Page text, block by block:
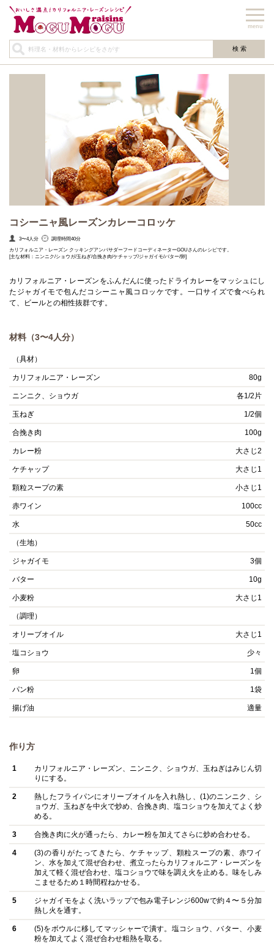
menu
コシーニャ風レーズンカレーコロッケ
3〜4人分
調理時間40分
カリフォルニア・レーズン クッキングアンバサダーフードコーディネーターGOUさんのレシピです。
[主な材料：ニンニク/ショウガ/玉ねぎ/合挽き肉/ケチャップ/ジャガイモ/バター/卵]
カリフォルニア・レーズンをふんだんに使ったドライカレーをマッシュにし
たジャガイモで包んだコシーニャ風コロッケです。一口サイズで食べられ
て、ビールとの相性抜群です。
材料（3〜4人分）
（具材）
カリフォルニア・レーズン 80g
ニンニク、ショウガ 各1/2片
玉ねぎ 1/2個
合挽き肉 100g
カレー粉 大さじ2
ケチャップ 大さじ1
顆粒スープの素 小さじ1
赤ワイン 100cc
水 50cc
（生地）
ジャガイモ 3個
バター 10g
小麦粉 大さじ1
（調理）
オリーブオイル 大さじ1
塩コショウ 少々
卵 1個
パン粉 1袋
揚げ油 適量
作り方
1
カリフォルニア・レーズン、ニンニク、ショウガ、玉ねぎはみじん切
りにする。
2
熱したフライパンにオリーブオイルを入れ熱し、(1)のニンニク、シ
ョウガ、玉ねぎを中火で炒め、合挽き肉、塩コショウを加えてよく炒
める。
3 合挽き肉に火が通ったら、カレー粉を加えてさらに炒め合わせる。
4
(3)の香りがたってきたら、ケチャップ、顆粒スープの素、赤ワイ
ン、水を加えて混ぜ合わせ、煮立ったらカリフォルニア・レーズンを
加えて軽く混ぜ合わせ、塩コショウで味を調え火を止める。味をしみ
こませるため１時間程ねかせる。
5
ジャガイモをよく洗いラップで包み電子レンジ600wで約４〜５分加
熱し火を通す。
6
(5)をボウルに移してマッシャーで潰す。塩コショウ、バター、小麦
粉を加えてよく混ぜ合わせ粗熱を取る。